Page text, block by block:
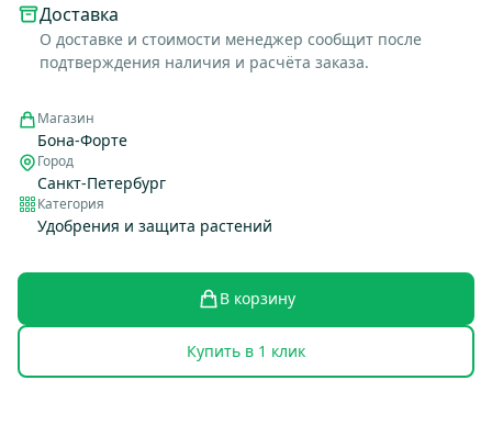
Доставка
О доставке и стоимости менеджер сообщит после
подтверждения наличия и расчёта заказа.
Магазин
Бона-Форте
Город
Санкт-Петербург
Категория
Удобрения и защита растений
В корзину
Купить в 1 клик